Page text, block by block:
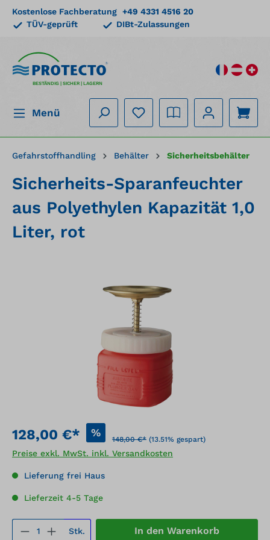
springen
Kostenlose Fachberatung +49 4331 4516 20
TÜV-geprüft
DIBt-Zulassungen
BESTÄNDIG | SICHER | LAGERN
Menü
Gefahrstoffhandling Behälter Sicherheitsbehälter
Sicherheits-Sparanfeuchter
aus Polyethylen Kapazität 1,0
Liter, rot
128,00 €* %
148,00 €* (13.51% gespart)
Preise exkl. MwSt. inkl. Versandkosten
Lieferung frei Haus
Lieferzeit 4-5 Tage
Produkt Anzahl: Gib den
Stk. In den Warenkorb